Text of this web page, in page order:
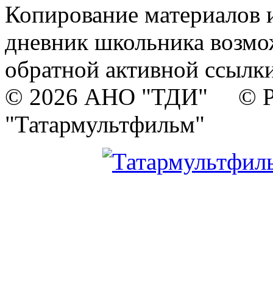
Копирование материалов
дневник школьника
обратной активной
© 2026 АНО "ТДИ" ©
"Татармультфильм"